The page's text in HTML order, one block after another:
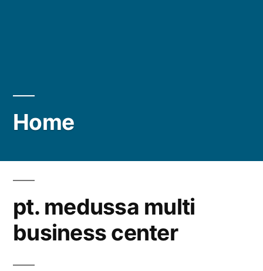
Home
pt. medussa multi
business center